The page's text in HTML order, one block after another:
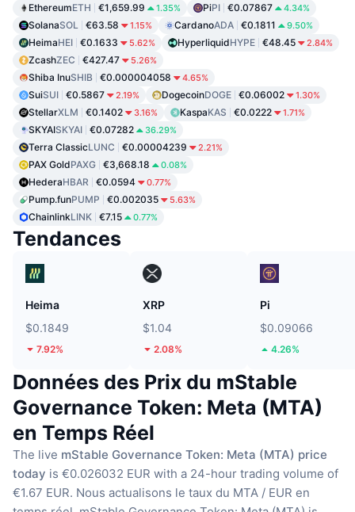
EthereumETH €1,659.99 1.35% PiPI €0.07867 4.34%
SolanaSOL €63.58 1.15% CardanoADA €0.1811 9.50%
HeimaHEI €0.1633 5.62% HyperliquidHYPE €48.45 2.84%
ZcashZEC €427.47 5.26%
Shiba InuSHIB €0.000004058 4.65%
SuiSUI €0.5867 2.19% DogecoinDOGE €0.06002 1.30%
StellarXLM €0.1402 3.16% KaspaKAS €0.0222 1.71%
SKYAISKYAI €0.07282 36.29%
Terra ClassicLUNC €0.00004239 2.21%
PAX GoldPAXG €3,668.18 0.08%
HederaHBAR €0.0594 0.77%
Pump.funPUMP €0.002035 5.63%
ChainlinkLINK €7.15 0.77%
Tendances
Heima
$0.1849
7.92%
XRP
$1.04
2.08%
Pi
$0.09066
4.26%
Données des Prix du mStable
Governance Token: Meta (MTA)
en Temps Réel
The live mStable Governance Token: Meta (MTA) price
today is €0.026032 EUR with a 24-hour trading volume of
€1.67 EUR. Nous actualisons le taux du MTA / EUR en